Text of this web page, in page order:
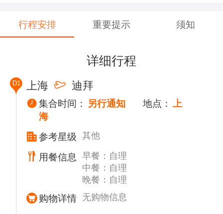
行程安排 重要提示 须知
详细行程
D1 上海 迪拜
集合时间： 另行通知 地点： 上
海
参考星级
其他
用餐信息
早餐：自理
中餐：自理
晚餐：自理
购物详情 无购物信息